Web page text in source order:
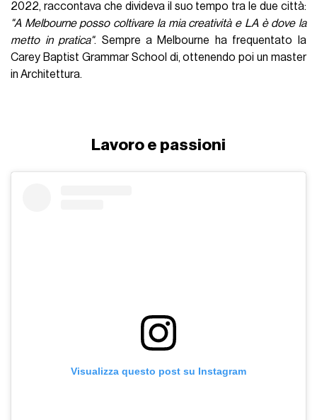
2022, raccontava che divideva il suo tempo tra le due città:
"A Melbourne posso coltivare la mia creatività e LA è dove la
metto in pratica". Sempre a Melbourne ha frequentato la
Carey Baptist Grammar School di, ottenendo poi un master
in Architettura.
Lavoro e passioni
Visualizza questo post su Instagram